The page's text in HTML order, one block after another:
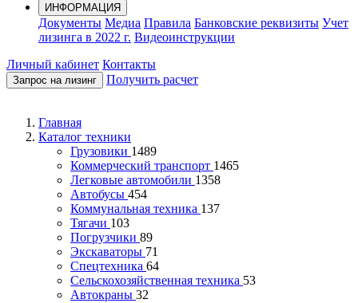
ИНФОРМАЦИЯ
Документы Медиа Правила Банковские реквизиты Учет
лизинга в 2022 г. Видеоинструкции
Личный кабинет Контакты
Запрос на лизинг Получить расчет
Главная
Каталог техники
Грузовики 1489
Коммерческий транспорт 1465
Легковые автомобили 1358
Автобусы 454
Коммунальная техника 137
Тягачи 103
Погрузчики 89
Экскаваторы 71
Спецтехника 64
Сельскохозяйственная техника 53
Автокраны 32